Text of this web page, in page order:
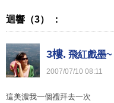
迴響（3） ：
3樓. 飛紅戲墨
2007/07/10 08:11
這美濃我一個禮拜去一次